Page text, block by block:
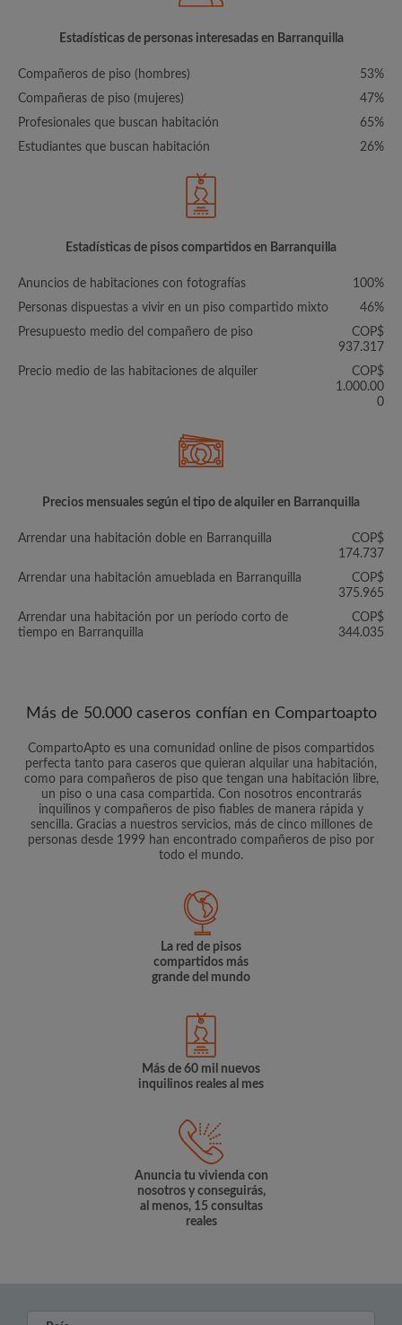
Estadísticas de personas interesadas en Barranquilla
Compañeros de piso (hombres)
53%
Compañeras de piso (mujeres)
47%
Profesionales que buscan habitación
65%
Estudiantes que buscan habitación
26%
Estadísticas de pisos compartidos en Barranquilla
Anuncios de habitaciones con fotografías
100%
Personas dispuestas a vivir en un piso compartido mixto
46%
Presupuesto medio del compañero de piso
COP$
937.317
Precio medio de las habitaciones de alquiler
COP$
1.000.00
0
Precios mensuales según el tipo de alquiler en Barranquilla
Arrendar una habitación doble en Barranquilla
COP$
174.737
Arrendar una habitación amueblada en Barranquilla
COP$
375.965
Arrendar una habitación por un período corto de
tiempo en Barranquilla
COP$
344.035
Más de 50.000 caseros confían en Compartoapto
CompartoApto es una comunidad online de pisos compartidos
perfecta tanto para caseros que quieran alquilar una habitación,
como para compañeros de piso que tengan una habitación libre,
un piso o una casa compartida. Con nosotros encontrarás
inquilinos y compañeros de piso fiables de manera rápida y
sencilla. Gracias a nuestros servicios, más de cinco millones de
personas desde 1999 han encontrado compañeros de piso por
todo el mundo.
La red de pisos
compartidos más
grande del mundo
Más de 60 mil nuevos
inquilinos reales al mes
Anuncia tu vivienda con
nosotros y conseguirás,
al menos, 15 consultas
reales